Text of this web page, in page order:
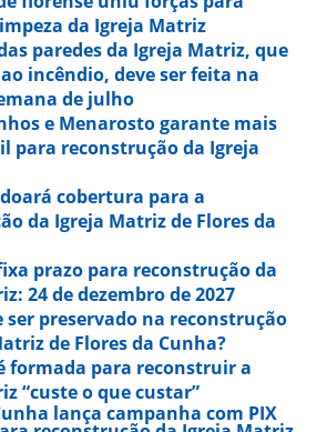
da Igreja Matriz
paredes da Igreja Matriz, que
incêndio, deve ser feita na
de julho
e Menarosto garante mais
para reconstrução da Igreja
cobertura para a
da Igreja Matriz de Flores da
prazo para reconstrução da
24 de dezembro de 2027
ser preservado na reconstrução
de Flores da Cunha?
formada para reconstruir a
“custe o que custar”
lança campanha com PIX